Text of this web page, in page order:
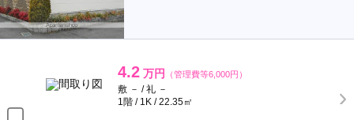
4.2 万円 （管理費等6,000円）
敷 － / 礼 －
1階 / 1K / 22.35㎡